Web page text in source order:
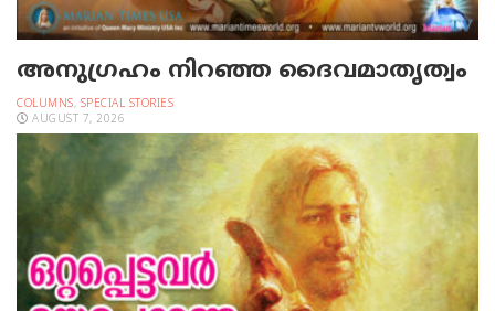
അനുഗ്രഹം നിറഞ്ഞ ദൈവമാതൃത്വം
COLUMNS, SPECIAL STORIES
AUGUST 7, 2026